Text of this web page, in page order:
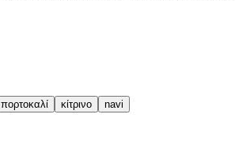
πορτοκαλί κίτρινο
navi